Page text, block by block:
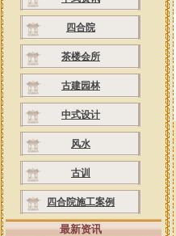
四合院
茶楼会所
古建园林
中式设计
风水
古训
四合院施工案例
最新资讯